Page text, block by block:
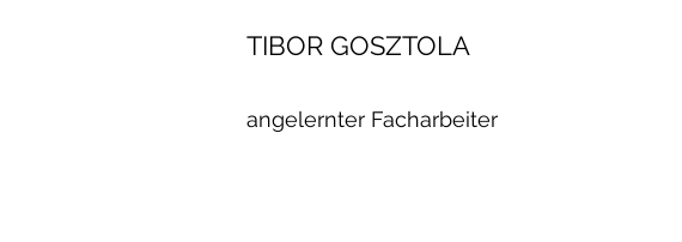
TIBOR GOSZTOLA
angelernter Facharbeiter